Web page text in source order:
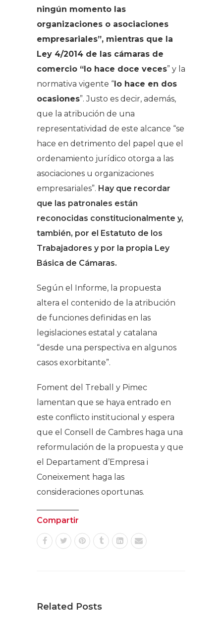
ningún momento las
organizaciones o asociaciones
empresariales”, mientras que la
Ley 4/2014 de las cámaras de
comercio “lo hace doce veces” y la
normativa vigente “ lo hace en dos
ocasiones”. Justo es decir, además,
que la atribución de una
representatividad de este alcance “se
hace en detrimento del papel que el
ordenamiento jurídico otorga a las
asociaciones u organizaciones
empresariales”. Hay que recordar
que las patronales están
reconocidas constitucionalmente y,
también, por el Estatuto de los
Trabajadores y por la propia Ley
Básica de Cámaras.
Según el Informe, la propuesta
altera el contenido de la atribución
de funciones definidas en las
legislaciones estatal y catalana
“desde una perspectiva en algunos
casos exorbitante”.
Foment del Treball y Pimec
lamentan que se haya entrado en
este conflicto institucional y espera
que el Consell de Cambres haga una
reformulación de la propuesta y que
el Departament d’Empresa i
Coneixement haga las
consideraciones oportunas.
Compartir
Related Posts